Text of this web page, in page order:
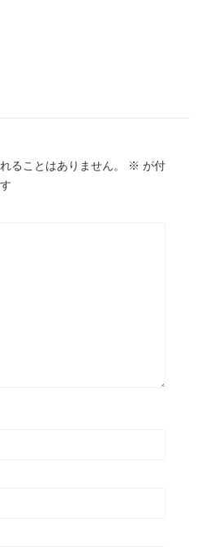
ることはありません。 ※ が付